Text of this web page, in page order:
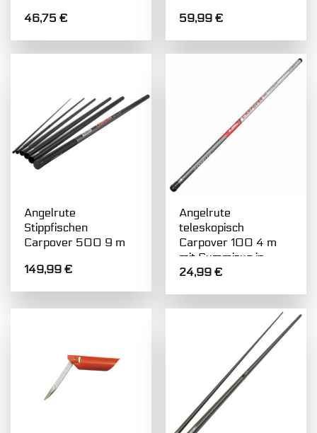
46,75€
59,99€
Angelrute
Stippfischen
Carpover 500 9 m
149,99€
Angelrute
teleskopisch
Carpover 100 4 m
mit Gummizug in
Spitze
24,99€